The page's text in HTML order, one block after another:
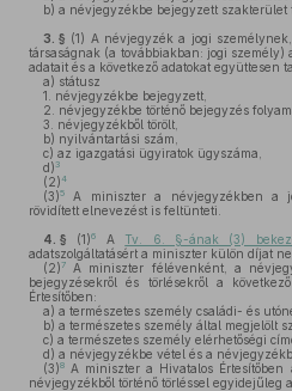
b) a névjegyzékbe bejegyzett szakterület
3. § (1) A névjegyzék a jogi
társaságnak (a továbbiakban: jogi személy)
adatait és a következő adatokat együttesen
a) státusz
1. névjegyzékbe bejegyzett,
2. névjegyzékbe történő bejegyzés
3. névjegyzékből törölt,
b) nyilvántartási szám,
c) az igazgatási ügyiratok ügyszáma,
d) 3
(2)4
(3)5
A miniszter a névjegyzékben a
rövidített elnevezést is feltünteti.
4. § (1)6 A Tv. 6. §-ának (3)
adatszolgáltatásért a miniszter külön díjat
(2)7
A miniszter félévenként, a
bejegyzésekről és törlésekről a
Értesítőben:
a) a természetes személy családi- és
b) a természetes személy által megjelölt
c) a természetes személy elérhetőségi
d) a névjegyzékbe vétel és a
(3)8 A miniszter a Hivatalos
névjegyzékből történő törléssel egyidejűleg